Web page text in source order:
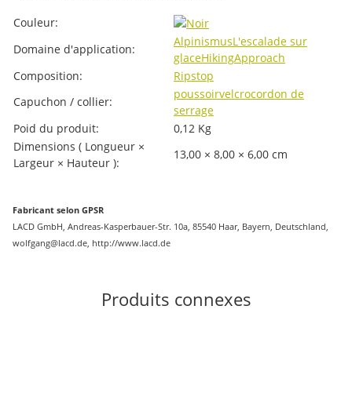
#productDetails.itemInformation#
#productDetails.itemValue#
Couleur:
Domaine d'application:
AlpinismusL'escalade sur
glaceHikingApproach
Composition:
Ripstop
Capuchon / collier:
poussoirvelcrocordon de
serrage
Poid du produit:
0,12 Kg
Dimensions ( Longueur ×
Largeur × Hauteur ):
13,00 × 8,00 × 6,00 cm
Fabricant selon GPSR
LACD GmbH, Andreas-Kasperbauer-Str. 10a, 85540 Haar, Bayern, Deutschland,
wolfgang@lacd.de, http://www.lacd.de
Produits connexes